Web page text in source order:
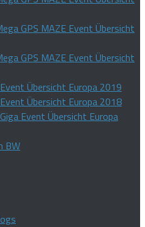
GPS MAZE Event Übersicht
GPS MAZE Event Übersicht
Übersicht Europa 2019
Übersicht Europa 2018
Event Übersicht Europa
BW